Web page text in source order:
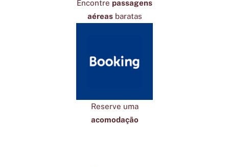
Encontre passagens
aéreasbaratas
Reserve uma
acomodação